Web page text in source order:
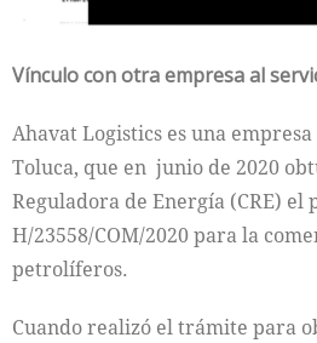
Vínculo con otra empresa al
Ahavat Logistics es una
Toluca, que en junio de 2020
Reguladora de Energía (CRE) el
H/23558/COM/2020 para la
petrolíferos.
Cuando realizó el trámite para